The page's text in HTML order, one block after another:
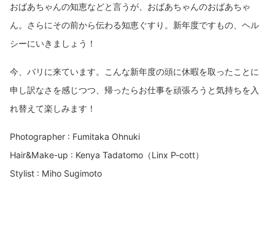
おばあちゃんの知恵などと言うが、おばあちゃんのおばあちゃ
ん。さらにその前から伝わる知恵ぐすり。新年度ですもの、ヘル
シーにいきましょう！
今、バリに来ています。こんな新年度の頭に休暇を取ったことに
申し訳なさを感じつつ、帰ったらお仕事を頑張ろうと気持ちを入
れ替えて楽しみます！
Photographer : Fumitaka Ohnuki
Hair&Make-up : Kenya Tadatomo（Linx P-cott）
Stylist : Miho Sugimoto